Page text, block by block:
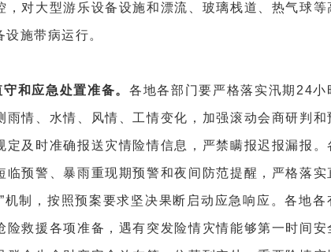
，对大型游乐设备设施和漂流、玻璃栈道、热气球等
施带病运行。
和应急处置准备。 各地各部门要严格落实汛期24小
雨情、水情、风情、工情变化，加强滚动会商研判和
定及时准确报送灾情险情信息，严禁瞒报迟报漏报。
临预警、暴雨重现期预警和夜间防范提醒，严格落实
机制，按照预案要求坚决果断启动应急响应。各地各
险救援各项准备，遇有突发险情灾情能够第一时间安